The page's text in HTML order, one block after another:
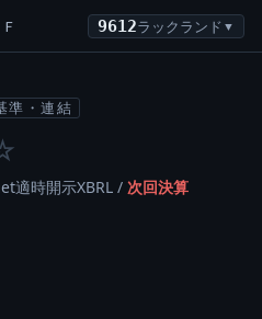
9612ラックランド ▼
準・連結
適時開示XBRL / 次回決算